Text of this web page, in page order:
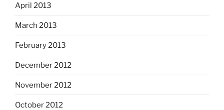
April 2013
March 2013
February 2013
December 2012
November 2012
October 2012